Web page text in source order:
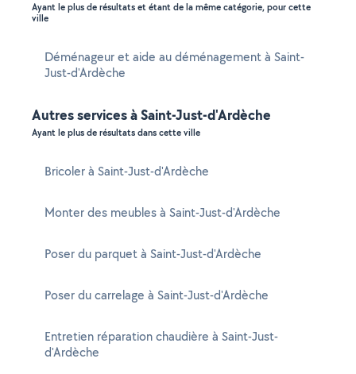
Ayant le plus de résultats et étant de la même catégorie, pour cette
ville
Déménageur et aide au déménagement à Saint-
Just-d'Ardèche
Autres services à Saint-Just-d'Ardèche
Ayant le plus de résultats dans cette ville
Bricoler à Saint-Just-d'Ardèche
Monter des meubles à Saint-Just-d'Ardèche
Poser du parquet à Saint-Just-d'Ardèche
Poser du carrelage à Saint-Just-d'Ardèche
Entretien réparation chaudière à Saint-Just-
d'Ardèche